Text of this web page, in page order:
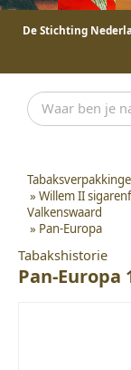
De Stichting
» Willem II
Valkenswaard
» Pan-Europa
Tabakshistorie
Pan-Europa